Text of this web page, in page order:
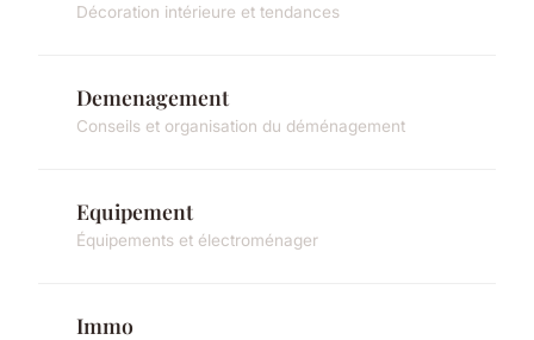
Décoration intérieure et tendances
Demenagement
Conseils et organisation du déménagement
Equipement
Équipements et électroménager
Immo